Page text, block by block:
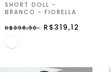
SHORT DOLL -
BRANCO - FIORELLA
R$398,90 R$319,12